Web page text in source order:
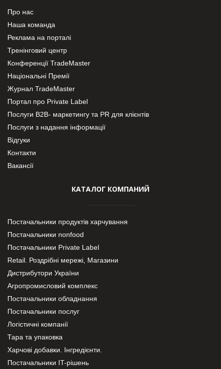
Про нас
Наша команда
Реклама на порталі
Тренінговий центр
Конференції TradeMaster
Національні Премії
Журнал TradeMaster
Портал про Private Label
Послуги В2В- маркетингу та PR для клієнтів
Послуги з надання інформації
Відгуки
Контакти
Вакансії
КАТАЛОГ КОМПАНИЙ
Постачальники продуктів харчування
Постачальники nonfood
Постачальники Private Label
Retail. Роздрібні мережі, Магазини
Дистрибутори України
Агропромисловий комплекс
Постачальники обладнання
Постачальники послуг
Логістичні компанії
Тара та упаковка
Харчові добавки. Інгредієнти.
Постачальники IT-рішень